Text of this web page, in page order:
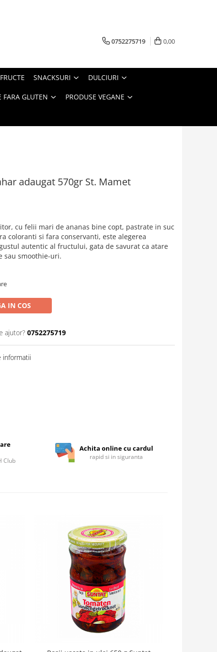
0752275719 0,00
SNACKSURI DULCIURI
FARA GLUTEN PRODUSE VEGANE
adaugat 570gr St. Mamet
cu felii mari de ananas bine copt, pastrate in suc
coloranti si fara conservanti, este alegerea
autentic al fructului, gata de savurat ca atare
sau smoothie-uri.
IN COS
ajutor? 0752275719
informatii
Club
Achita online cu cardul
rapid si in siguranta